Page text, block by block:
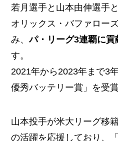
若月選手と山本由伸選手と
オリックス・バファロー
み、パ・リーグ3連覇に
す。
2021年から2023年まで3
優秀バッテリー賞」を受
山本投手が米大リーグ移
の活躍を応援しており、